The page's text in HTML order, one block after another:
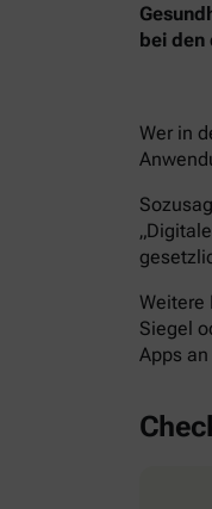
bei den
Wer in
Weitere
Siegel
Apps